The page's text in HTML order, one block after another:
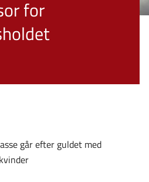
for
går efter guldet med